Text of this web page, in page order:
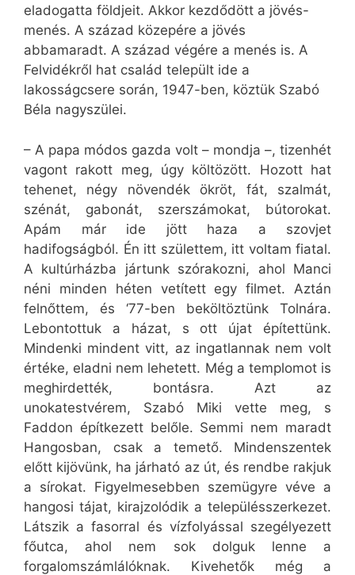
eladogatta földjeit. Akkor kezdődött a jövés-
menés. A század közepére a jövés
abbamaradt. A század végére a menés is. A
Felvidékről hat család települt ide a
lakosságcsere során, 1947-ben, köztük Szabó
Béla nagyszülei.
– A papa módos gazda volt – mondja –, tizenhét
vagont rakott meg, úgy költözött. Hozott hat
tehenet, négy növendék ökröt, fát, szalmát,
szénát, gabonát, szerszámokat, bútorokat.
Apám már ide jött haza a szovjet
hadifogságból. Én itt születtem, itt voltam fiatal.
A kultúrházba jártunk szórakozni, ahol Manci
néni minden héten vetített egy filmet. Aztán
felnőttem, és ‘77-ben beköltöztünk Tolnára.
Lebontottuk a házat, s ott újat építettünk.
Mindenki mindent vitt, az ingatlannak nem volt
értéke, eladni nem lehetett. Még a templomot is
meghirdették, bontásra. Azt az
unokatestvérem, Szabó Miki vette meg, s
Faddon építkezett belőle. Semmi nem maradt
Hangosban, csak a temető. Mindenszentek
előtt kijövünk, ha járható az út, és rendbe rakjuk
a sírokat. Figyelmesebben szemügyre véve a
hangosi tájat, kirajzolódik a településszerkezet.
Látszik a fasorral és vízfolyással szegélyezett
főutca, ahol nem sok dolguk lenne a
forgalomszámlálóknak. Kivehetők még a